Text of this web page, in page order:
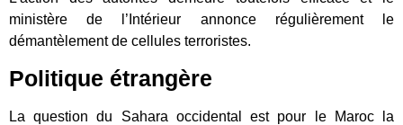
ministère de l’Intérieur annonce régulièrement le
démantèlement de cellules terroristes.
Politique étrangère
La question du Sahara occidental est pour le Maroc la